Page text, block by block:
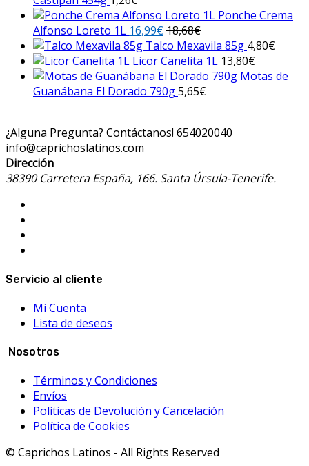
Ponche Crema
Alfonso Loreto 1L 16,99€18,68€
Talco Mexavila 85g 4,80€
Licor Canelita 1L 13,80€
Motas de
Guanábana El Dorado 790g5,65€
¿Alguna Pregunta? Contáctanos! 654020040
info@caprichoslatinos.com
Dirección
38390 Carretera España, 166. Santa Úrsula-Tenerife.
Servicio al cliente
Mi Cuenta
Lista de deseos
Nosotros
Términos y Condiciones
Envíos
Políticas de Devolución y Cancelación
Política de Cookies
© Caprichos Latinos - All Rights Reserved